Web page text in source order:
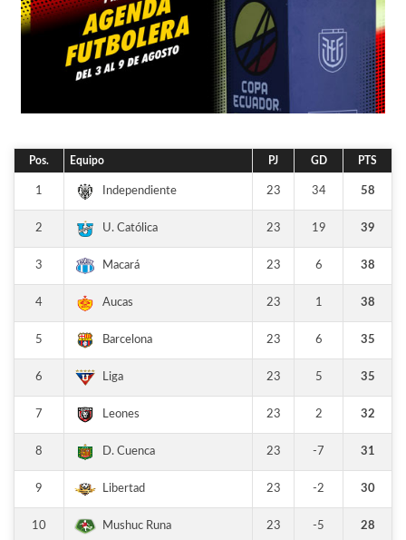
Pos. Equipo PJ GD PTS
1 Independiente 23 34 58
2 U. Católica 23 19 39
3 Macará 23 6 38
4 Aucas 23 1 38
5 Barcelona 23 6 35
6 Liga 23 5 35
7 Leones 23 2 32
8 D. Cuenca 23 -7 31
9 Libertad 23 -2 30
10 Mushuc Runa 23 -5 28